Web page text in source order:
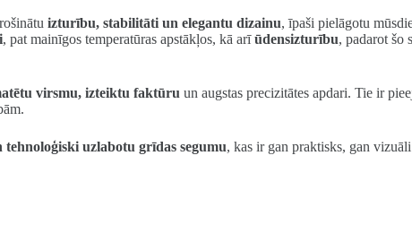
izturību, stabilitāti un elegantu dizainu, īpaši pielāgotu
, pat mainīgos temperatūras apstākļos, kā arīūdensizturību, padarot šo
virsmu, izteiktu faktūru un augstas precizitātes apdari. Tie ir
tehnoloģiski uzlabotu grīdas segumu, kas ir gan praktisks, gan